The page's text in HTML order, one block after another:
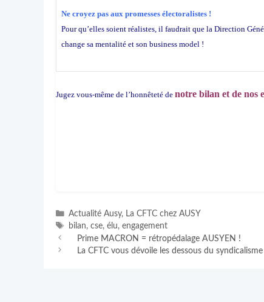
Ne croyez pas aux promesses électoralistes !
Pour qu’elles soient réalistes, il faudrait que la Direction
change sa mentalité et son business model !
Jugez vous-même de l’honnêteté de notre bilan et de nos
Catégories
Actualité Ausy, La CFTC chez AUSY
Étiquettes
bilan,cse,élu,engagement
Prime MACRON = rétropédalage AUSYEN !
La CFTC vous dévoile les dessous du